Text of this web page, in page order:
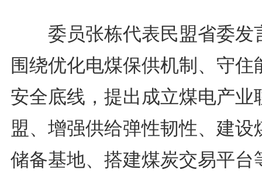
委员张栋代表民盟省委发
围绕优化电煤保供机制、守住
安全底线，提出成立煤电产业
盟、增强供给弹性韧性、建设
储备基地、搭建煤炭交易平台